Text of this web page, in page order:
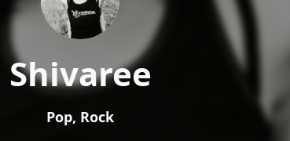
Shivaree
Pop, Rock